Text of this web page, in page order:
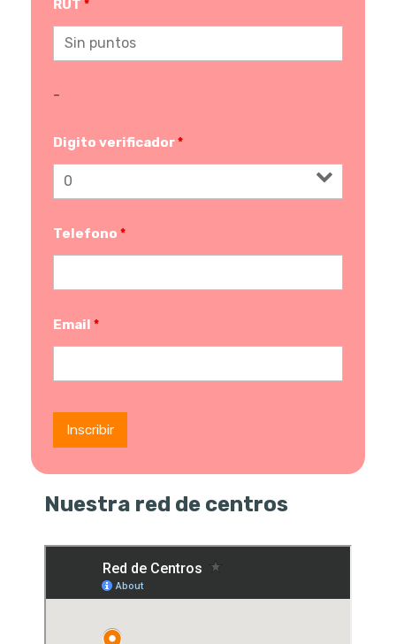
RUT *
-
Digito verificador*
Telefono *
Email *
Nuestra red de centros